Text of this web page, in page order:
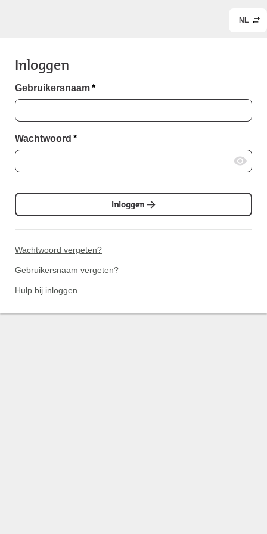
NL
Inloggen
Gebruikersnaam*
Wachtwoord *
Inloggen
Wachtwoord vergeten?
Gebruikersnaam vergeten?
Hulp bij inloggen